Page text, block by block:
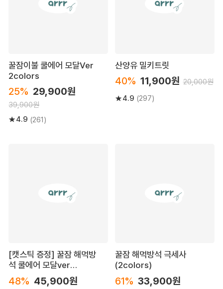
꿀잠이불 쿨에어 모달Ver
2colors
25% 29,900원
39,900원
4.9 (261)
산양유 밀키트릿
40% 11,900원 20,000원
4.9 (297)
[캣스틱 증정] 꿀잠 해먹방
석 쿨에어 모달ver
(2colors)
48% 45,900원
꿀잠 해먹방석 극세사
(2colors)
61% 33,900원